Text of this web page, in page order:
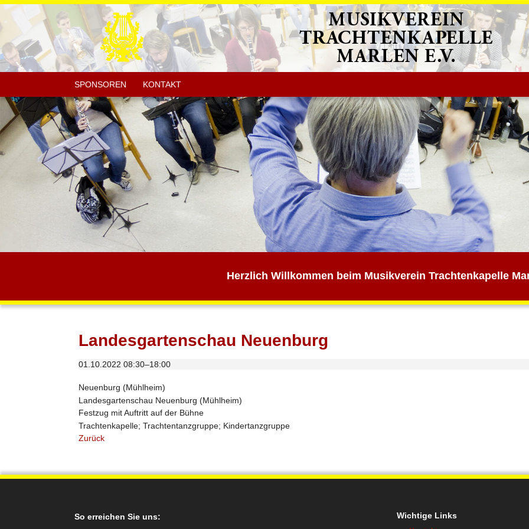
SPONSOREN KONTAKT
Herzlich Willkommen beim Musikverein Trachtenkapelle
Landesgartenschau Neuenburg
01.10.2022 08:30–18:00
Neuenburg (Mühlheim)
Landesgartenschau Neuenburg (Mühlheim)
Festzug mit Auftritt auf der Bühne
Trachtenkapelle; Trachtentanzgruppe; Kindertanzgruppe
Zurück
So erreichen Sie uns:
Wichtige Links